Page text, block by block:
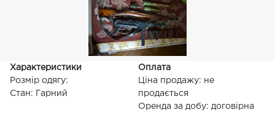
Характеристики
Розмір одягу:
Стан: Гарний
Оплата
Ціна продажу: не
продається
Оренда за добу: договірна